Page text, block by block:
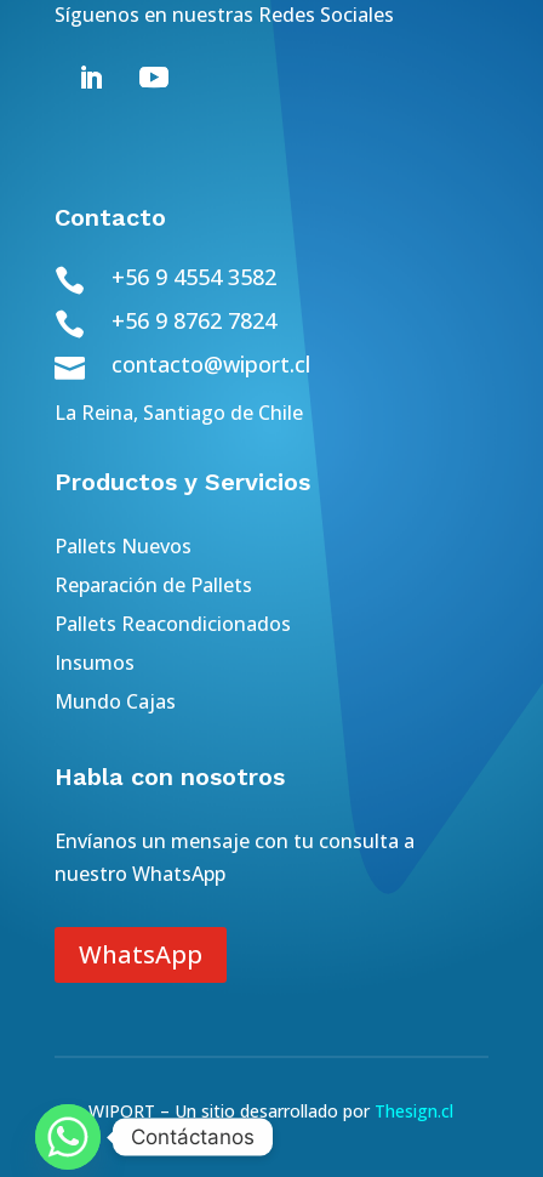
Síguenos en nuestras Redes Sociales
Contacto
 +56 9 4554 3582
 +56 9 8762 7824
 contacto@wiport.cl
La Reina, Santiago de Chile
Productos y Servicios
Pallets Nuevos
Reparación de Pallets
Pallets Reacondicionados
Insumos
Mundo Cajas
Habla con nosotros
Envíanos un mensaje con tu consulta a
nuestro WhatsApp
WhatsApp
WIPORT – Un sitio desarrollado por Thesign.cl
Contáctanos